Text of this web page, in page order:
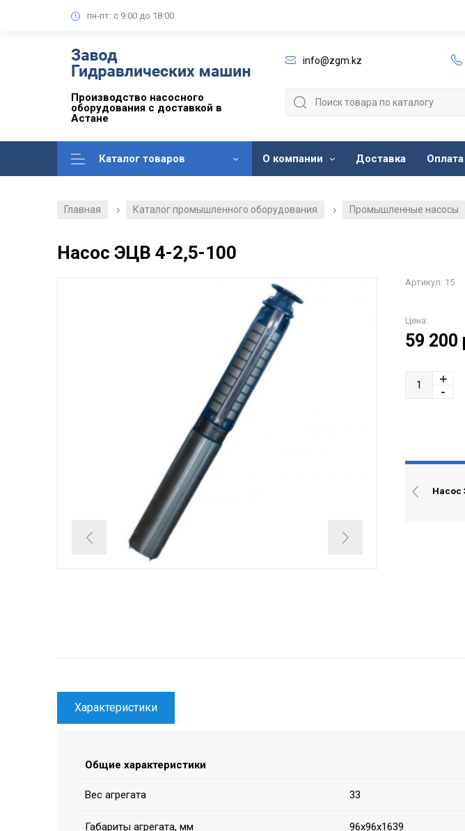
пн-пт: с 9:00 до 18:00
Производство насосного
оборудования с доставкой в
Астане
info@zgm.kz
Каталог товаров О компании Доставка Оплата
Главная / Каталог промышленного оборудования / Промышленные насосы
Насос ЭЦВ 4-2,5-100
Артикул: 15
Цена:
59 200
Насос
Характеристики
Общие характеристики
Вес агрегата 33
Габариты агрегата, мм 96х96х1639